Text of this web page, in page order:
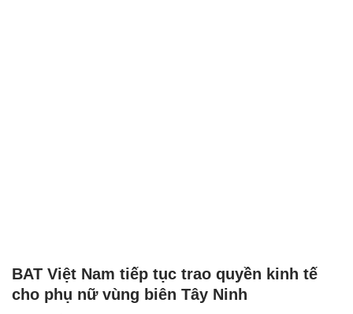
BAT Việt Nam tiếp tục trao quyền kinh tế
cho phụ nữ vùng biên Tây Ninh